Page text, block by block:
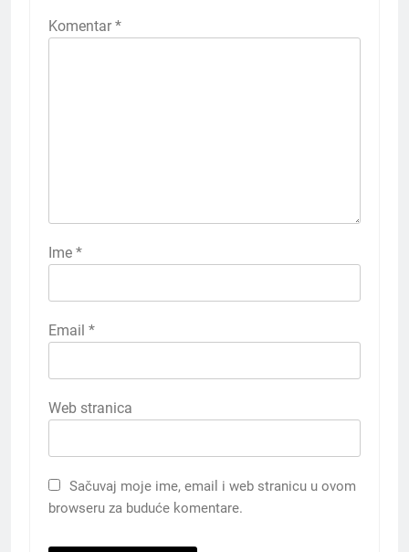
Komentar *
Ime *
Email *
Web stranica
Sačuvaj moje ime, email i web stranicu u ovom
browseru za buduće komentare.